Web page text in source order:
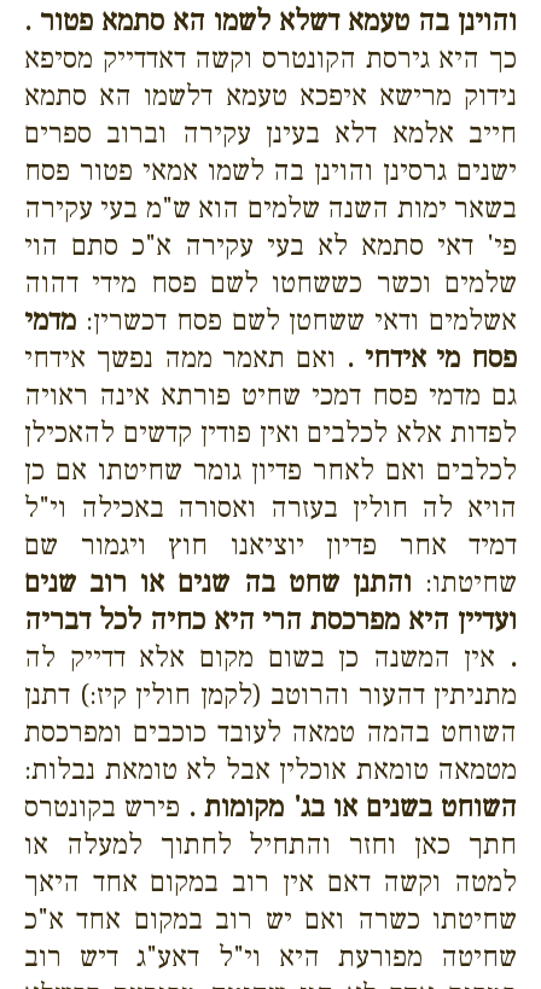
והוינן בה טעמא דשלא לשמו הא סתמא פטור .
כך היא גירסת הקונטרס וקשה דאדדייק מסיפא
נידוק מרישא איפכא טעמא דלשמו הא סתמא
חייב אלמא דלא בעינן עקירה וברוב ספרים
ישנים גרסינן והוינן בה לשמו אמאי פטור פסח
בשאר ימות השנה שלמים הוא ש"מ בעי עקירה
פי' דאי סתמא לא בעי עקירה א"כ סתם הוי
שלמים וכשר כששחטו לשם פסח מידי דהוה
אשלמים ודאי ששחטן לשם פסח דכשרין: מדמי
פסח מי אידחי . ואם תאמר ממה נפשך אידחי
גם מדמי פסח דמכי שחיט פורתא אינה ראויה
לפדות אלא לכלבים ואין פודין קדשים להאכילן
לכלבים ואם לאחר פדיון גומר שחיטתו אם כן
הויא לה חולין בעזרה ואסורה באכילה וי"ל
דמיד אחר פדיון יוציאנו חוץ ויגמור שם
שחיטתו: והתנן שחט בה שנים או רוב שנים
ועדיין היא מפרכסת הרי היא כחיה לכל דבריה
. אין המשנה כן בשום מקום אלא דדייק לה
מתניתין דהעור והרוטב (לקמן חולין קיז:) דתנן
השוחט בהמה טמאה לעובד כוכבים ומפרכסת
מטמאה טומאת אוכלין אבל לא טומאת נבלות:
השוחט בשנים או בג' מקומות . פירש בקונטרס
חתך כאן וחזר והתחיל לחתוך למעלה או
למטה וקשה דאם אין רוב במקום אחד היאך
שחיטתו כשרה ואם יש רוב במקום אחד א"כ
שחיטה מפורעת היא וי"ל דאע"ג דיש רוב